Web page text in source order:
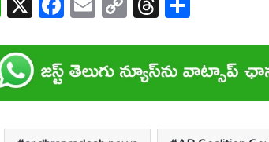
h
at
s
A
p
ac
e
b
o
o
m
ail
o
p
y
Li
n
hr
e
a
d
s
ar
e